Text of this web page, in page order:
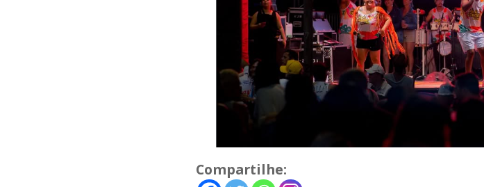
Compartilhe: